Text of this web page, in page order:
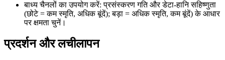
बाध्य चैनलों का उपयोग करें: प्रसंस्करण गति और डेटा-हानि सहिष्णुता
(छोटे = कम स्मृति, अधिक बूंदें); बड़ा = अधिक स्मृति, कम बूंदें) के आधार
पर क्षमता चुनें।
प्रदर्शन और लचीलापन